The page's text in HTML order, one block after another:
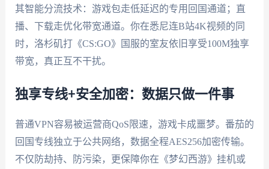
其智能分流技术：游戏包走低延迟的专用回国通道；直
播、下载走优化带宽通道。你在悉尼连B站4K视频的同
时，洛杉矶打《CS:GO》国服的室友依旧享受100M独享
带宽，真正互不干扰。
独享专线+安全加密：数据只做一件事
普通VPN容易被运营商QoS限速，游戏卡成噩梦。番茄的
回国专线独立于公共网络，数据全程AES256加密传输。
不仅防劫持、防污染，更保障你在《梦幻西游》挂机或